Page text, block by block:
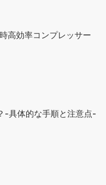
高効率コンプレッサー
-具体的な手順と注意点-